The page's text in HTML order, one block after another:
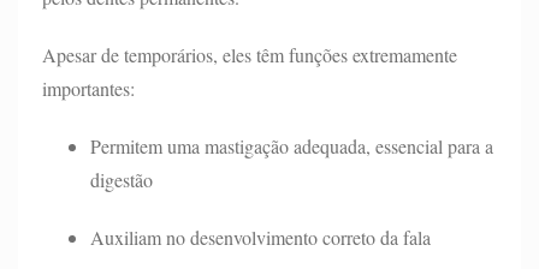
Apesar de temporários, eles têm funções extremamente
importantes:
Permitem uma mastigação adequada, essencial para a
digestão
Auxiliam no desenvolvimento correto da fala